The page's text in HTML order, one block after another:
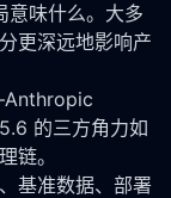
意味什么。大多
更深远地影响产
的三方角力如
链。
基准数据、部署